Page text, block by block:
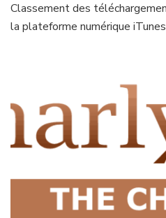
Classement des
la plateforme numérique